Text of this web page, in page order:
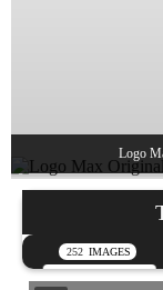
Logo
252 IMAGES